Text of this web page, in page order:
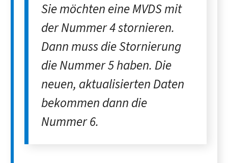
Sie möch­ten eine MVDS mit
der Num­mer 4 stor­nie­ren.
Dann muss die Stor­nie­rung
die Num­mer 5 haben. Die
neuen, ak­tuali­sier­ten Da­ten
be­kom­men dann die
Nummer 6.